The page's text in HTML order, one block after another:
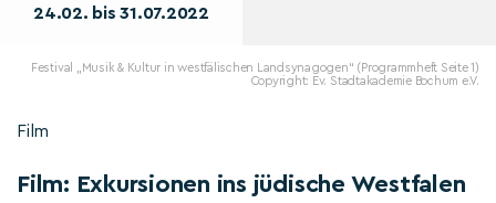
24.02. bis 31.07.2022
Festival „Musik & Kultur in westfälischen Landsynagogen“ (Programmheft Seite 1)
Copyright: Ev. Stadtakademie Bochum e.V.
Film
Film: Exkursionen ins jüdische Westfalen